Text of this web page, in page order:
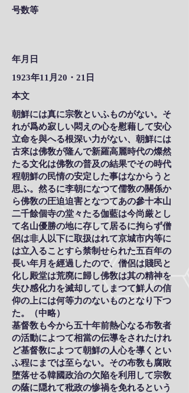
号数等
年月日
1923年11月20・21日
本文
朝鮮には真に宗敎といふものがない。そ
れが爲め寂しい悶えの心を慰藉して安心
立命を與へる根深い力がない、朝鮮には
古來は佛敎が隆んで新羅高麗時代の燦然
たる文化は佛敎の普及の結果でその時代
程朝鮮の民情の安定した事はなからうと
思ふ。然るに李朝になつて儒敎の關係か
ら佛敎の圧迫迫害となつてあの參十本山
二千餘個寺の堂々たる伽藍は今尚厳とし
て名山優勝の地に存して居るに拘らず僧
侶は非人以下に取扱はれて京城市内等に
は立入ることすら禁制せられた五百年の
長い年月を經過したので、僧侶は賤民と
化し殿堂は荒廃に歸し佛敎は其の精神を
失ひ感化力を滅却してしまつて鮮人の信
仰の上には何等力のないものとなり下つ
た。（中略）
基督敎も今から五十年前熱心なる布敎者
の活動によつて相當の伝導をされたけれ
ど基督敎によつて朝鮮の人心を導くとい
ふ程にまでは至らない。その布敎も腐敗
堕落せる韓國政治の欠陥を利用して宗敎
の蔭に隠れて秕政の惨禍を免れるという